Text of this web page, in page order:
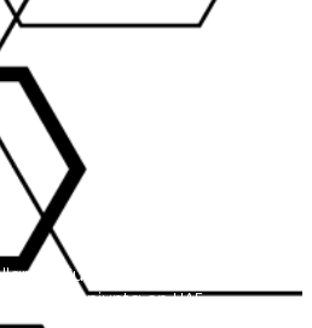
en Eurosatory el acuerdo de
conjunta en UAE